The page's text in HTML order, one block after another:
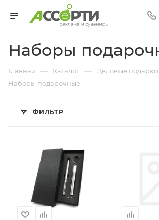
Наборы
Главная — Каталог — Деловые подарки
Наборы подарочные
ФИЛЬТР